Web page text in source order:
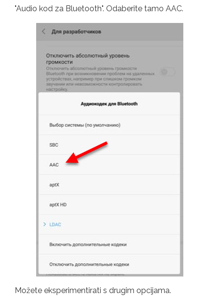
"Audio kod za Bluetooth". Odaberite tamo AAC.
Možete eksperimentirati s drugim opcijama.